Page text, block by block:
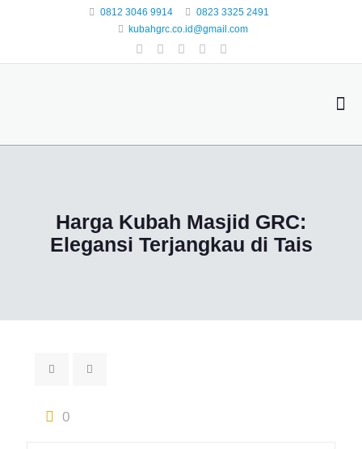
0812 3046 9914
0823 3325 2491
kubahgrc.co.id@gmail.com
Harga Kubah Masjid GRC:
Elegansi Terjangkau di Tais
0